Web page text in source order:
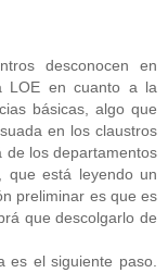
desconocen en
LOE en cuanto a la
básicas, algo que
en los claustros
de los departamentos
que está leyendo un
preliminar es que es
que descolgarlo de
es el siguiente paso.